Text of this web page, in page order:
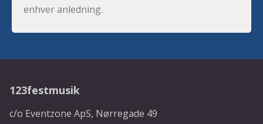
enhver anledning.
123festmusik
c/o Eventzone ApS, Nørregade 49